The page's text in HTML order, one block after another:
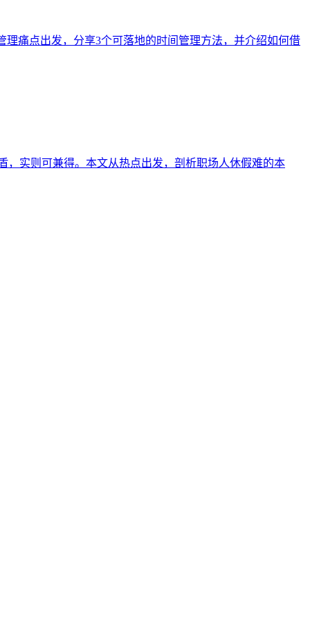
痛点出发，分享3个可落地的时间管理方法，并介绍如何借
，实则可兼得。本文从热点出发，剖析职场人休假难的本